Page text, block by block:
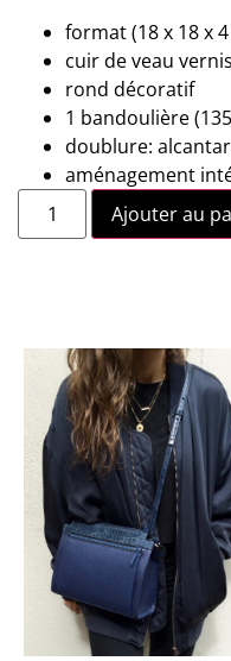
format (18 x 18 x
cuir de veau
rond décoratif
1 bandoulière
doublure:
aménagement
Ajouter au